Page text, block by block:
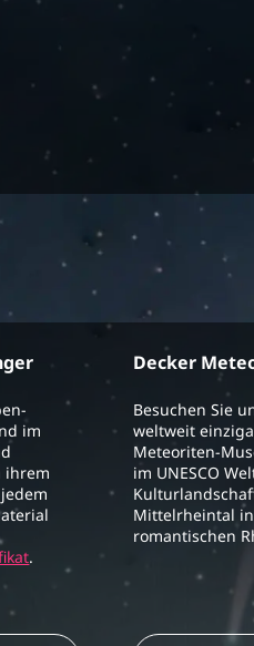
im
ihrem
.
Decker
Besuchen Sie
weltweit
Meteoriten-
im UNESCO
Mittelrheintal
romantischen